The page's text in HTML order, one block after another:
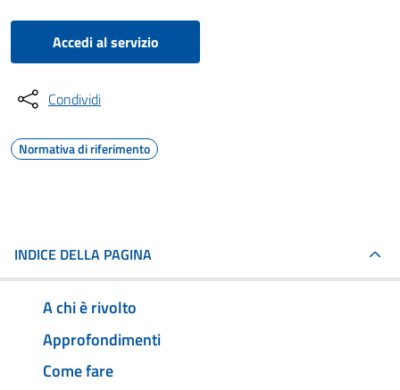
Accedi al servizio
Condividi
Normativa di riferimento
INDICE DELLA PAGINA
A chi è rivolto
Approfondimenti
Come fare